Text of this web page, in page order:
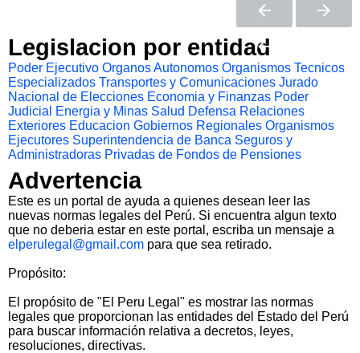
Legislacion por entidad
Poder Ejecutivo Organos Autonomos Organismos Tecnicos
Especializados Transportes y Comunicaciones Jurado
Nacional de Elecciones Economia y Finanzas Poder
Judicial
Energia y Minas Salud Defensa Relaciones
Exteriores Educacion Gobiernos Regionales Organismos
Ejecutores Superintendencia de Banca Seguros y
Administradoras Privadas de Fondos de Pensiones
Advertencia
Este es un portal de ayuda a quienes desean leer las
nuevas normas legales del Perú. Si encuentra algun texto
que no deberia estar en este portal, escriba un mensaje a
elperulegal@gmail.com para que sea retirado.
Propósito:
El propósito de "El Peru Legal" es mostrar las normas
legales que proporcionan las entidades del Estado del Perú
para buscar información relativa a decretos, leyes,
resoluciones, directivas.